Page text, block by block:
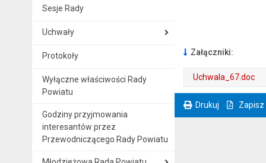
Sesje Rady
Uchwały
Protokoły
Wyłączne właściwości Rady
Powiatu
Godziny przyjmowania
interesantów przez
Przewodniczącego Rady Powiatu
Załączniki:
Uchwala_67.doc
Drukuj Zapisz